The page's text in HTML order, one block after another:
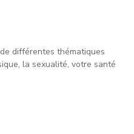
différentes thématiques
la sexualité, votre santé